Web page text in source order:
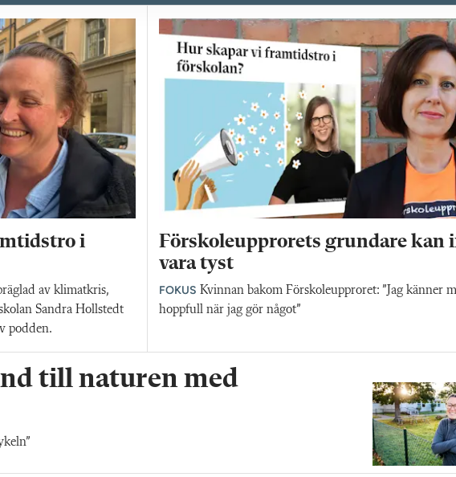
i
av klimatkris,
Sandra Hollstedt
podden.
Förskoleupprorets grundare kan
vara tyst
FOKUS Kvinnan bakom Förskoleupproret: ”Jag känner
hoppfull när jag gör något”
till naturen med